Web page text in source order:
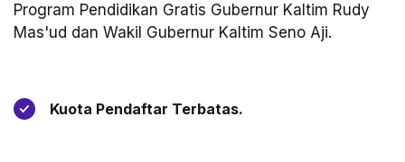
Program Pendidikan Gratis Gubernur Kaltim Rudy
Mas'ud dan Wakil Gubernur Kaltim Seno Aji.
Kuota Pendaftar Terbatas.